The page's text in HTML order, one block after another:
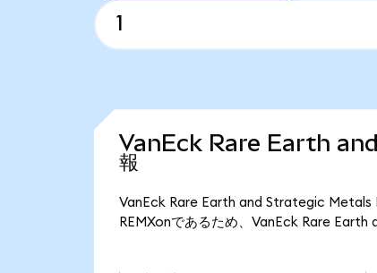
VanEck Rare Earth
報
VanEck Rare Earth and Strategic Metals
REMXonであるため、VanEck Rare